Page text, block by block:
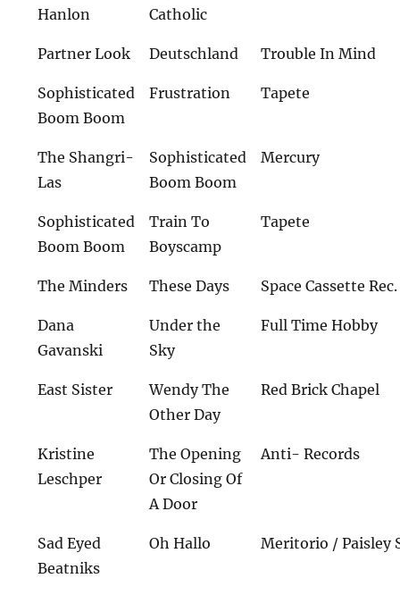
Hanlon
Catholic
Partner Look Deutschland Trouble In Mind
Sophisticated
Boom Boom
Frustration Tapete
The Shangri-
Las
Sophisticated
Boom Boom
Mercury
Sophisticated
Boom Boom
Train To
Boyscamp
Tapete
The Minders These Days Space Cassette Rec.
Dana
Gavanski
Under the
Sky
Full Time Hobby
East Sister
Wendy The
Other Day
Red Brick Chapel
Kristine
Leschper
The Opening
Or Closing Of
A Door
Anti- Records
Sad Eyed
Beatniks
Oh Hallo Meritorio / Paisley